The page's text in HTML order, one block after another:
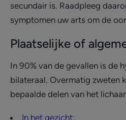
secundair is. Raadpleeg
symptomen uw arts om de
Plaatselijke of
In 90% van de gevallen is de
bilateraal. Overmatig zweten
bepaalde delen van het
In het gezicht;